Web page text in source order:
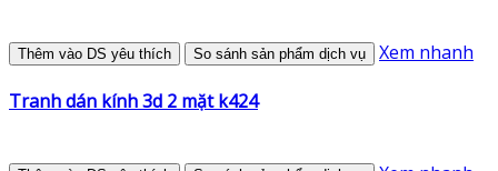
Thêm vào DS yêu thích So sánh sản phẩm dịch vụ Xem nhanh
Tranh dán kính 3d 2 mặt k424